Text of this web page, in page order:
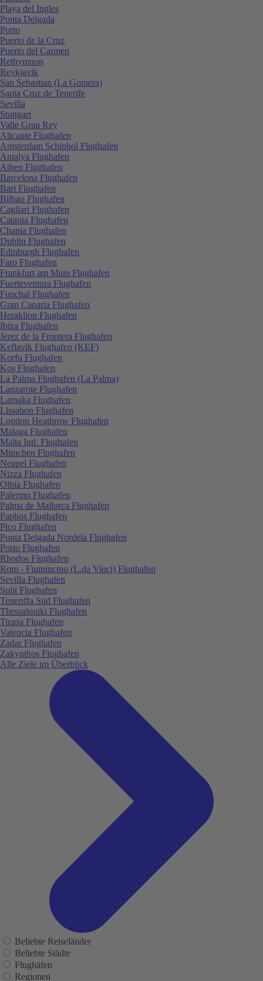
Playa del Ingles
Ponta Delgada
Porto
Puerto de la Cruz
Puerto del Carmen
Rethymnon
Reykjavik
San Sebastian (La Gomera)
Santa Cruz de Tenerife
Sevilla
Stuttgart
Valle Gran Rey
Alicante Flughafen
Amsterdam Schiphol Flughafen
Antalya Flughafen
Athen Flughafen
Barcelona Flughafen
Bari Flughafen
Bilbao Flughafen
Cagliari Flughafen
Catania Flughafen
Chania Flughafen
Dublin Flughafen
Edinburgh Flughafen
Faro Flughafen
Frankfurt am Main Flughafen
Fuerteventura Flughafen
Funchal Flughafen
Gran Canaria Flughafen
Heraklion Flughafen
Ibiza Flughafen
Jerez de la Frontera Flughafen
Keflavik Flughafen (KEF)
Korfu Flughafen
Kos Flughafen
La Palma Flughafen (La Palma)
Lanzarote Flughafen
Larnaka Flughafen
Lissabon Flughafen
London Heathrow Flughafen
Malaga Flughafen
Malta Intl. Flughafen
München Flughafen
Neapel Flughafen
Nizza Flughafen
Olbia Flughafen
Palermo Flughafen
Palma de Mallorca Flughafen
Paphos Flughafen
Pico Flughafen
Ponta Delgada Nordela Flughafen
Porto Flughafen
Rhodos Flughafen
Rom - Fiumincino (L.da Vinci) Flughafen
Sevilla Flughafen
Split Flughafen
Teneriffa Süd Flughafen
Thessaloniki Flughafen
Tirana Flughafen
Valencia Flughafen
Zadar Flughafen
Zakynthos Flughafen
Alle Ziele im Überblick
Beliebte Reiseländer
Beliebte Städte
Flughäfen
Regionen